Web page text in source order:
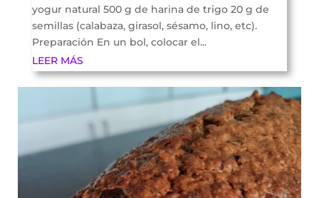
yogur natural 500 g de harina de trigo 20 g de
semillas (calabaza, girasol, sésamo, lino, etc).
Preparación En un bol, colocar el...
LEER MÁS